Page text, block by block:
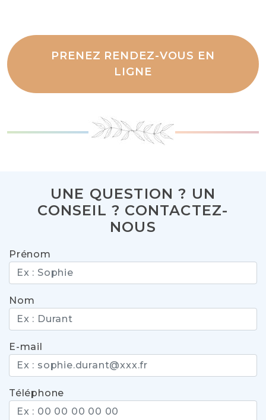
PRENEZ RENDEZ-VOUS EN
LIGNE
UNE QUESTION ? UN
CONSEIL ? CONTACTEZ-
NOUS
Prénom
Nom
E-mail
Téléphone